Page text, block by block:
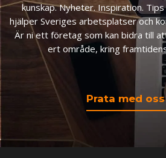
kunskap. Nyheter. Inspiration.
hjälper Sveriges arbetsplatser och
Är ni ett företag som kan bidra till
ert område, kring
Prata med oss